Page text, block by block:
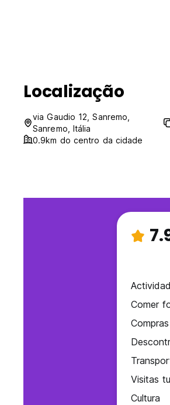
Localização
via Gaudio 12, Sanremo,
Sanremo, Itália
0.9km do centro da cidade
Comer
Compras
Visitas
Cultura